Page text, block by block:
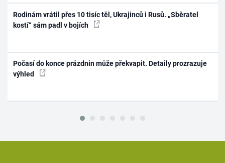
Rodinám vrátil přes 10 tisíc těl, Ukrajinců i Rusů. „Sběratel
kostí“ sám padl v bojích
Počasí do konce prázdnin může překvapit. Detaily prozrazuje
výhled